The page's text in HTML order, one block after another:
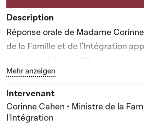
Réponse orale de Madame
de la Famille et de l'Intégration
séance publique n°39
Bouton graphique servant à
Mehr anzeigen
Corinne Cahen • Ministre de la
l'Intégration